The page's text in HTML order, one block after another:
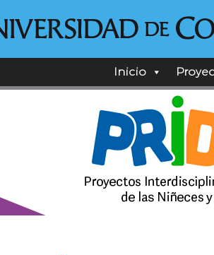
Inicio